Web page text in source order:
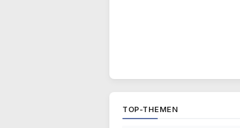
TOP-THEMEN